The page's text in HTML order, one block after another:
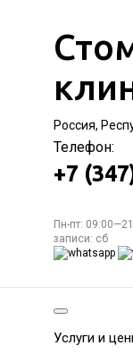
Россия,
Телефон:
+7
Пн-пт:
записи: сб
Услуги и